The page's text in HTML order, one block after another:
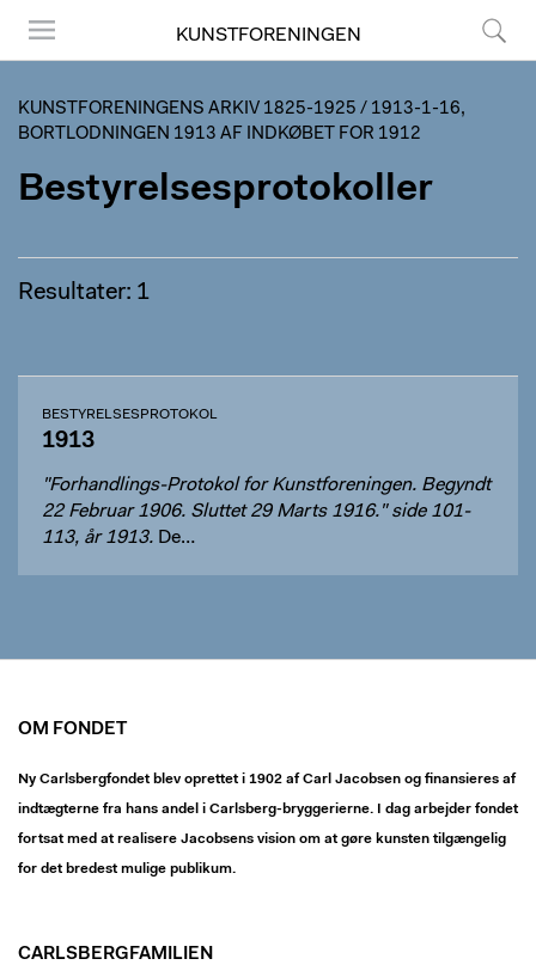
KUNSTFORENINGEN
KUNSTFORENINGENS ARKIV 1825-1925 / 1913-1-16,
BORTLODNINGEN 1913 AF INDKØBET FOR 1912
Bestyrelsesprotokoller
Resultater: 1
BESTYRELSESPROTOKOL
1913
"Forhandlings-Protokol for Kunstforeningen. Begyndt
22 Februar 1906. Sluttet 29 Marts 1916." side 101-
113, år 1913. De…
OM FONDET
Ny Carlsbergfondet blev oprettet i 1902 af Carl Jacobsen og finansieres af
indtægterne fra hans andel i Carlsberg-bryggerierne. I dag arbejder fondet
fortsat med at realisere Jacobsens vision om at gøre kunsten tilgængelig
for det bredest mulige publikum.
CARLSBERGFAMILIEN